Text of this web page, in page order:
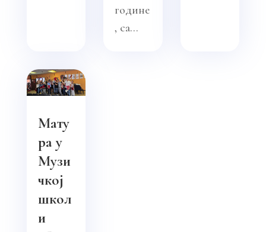
године
, са...
Мату
ра у
Музи
чкој
школ
и